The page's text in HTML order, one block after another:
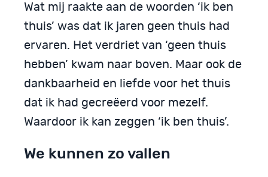
Wat mij raakte aan de woorden ‘ik ben
thuis’ was dat ik jaren geen thuis had
ervaren. Het verdriet van ‘geen thuis
hebben’ kwam naar boven. Maar ook de
dankbaarheid en liefde voor het thuis
dat ik had gecreëerd voor mezelf.
Waardoor ik kan zeggen ‘ik ben thuis’.
We kunnen zo vallen